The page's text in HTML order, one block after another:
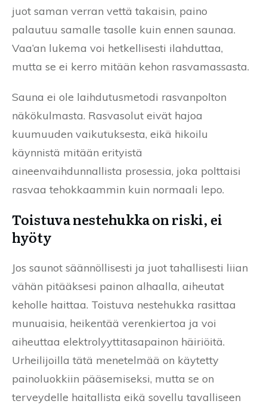
juot saman verran vettä takaisin, paino
palautuu samalle tasolle kuin ennen saunaa.
Vaa’an lukema voi hetkellisesti ilahduttaa,
mutta se ei kerro mitään kehon rasvamassasta.
Sauna ei ole laihdutusmetodi rasvanpolton
näkökulmasta. Rasvasolut eivät hajoa
kuumuuden vaikutuksesta, eikä hikoilu
käynnistä mitään erityistä
aineenvaihdunnallista prosessia, joka polttaisi
rasvaa tehokkaammin kuin normaali lepo.
Toistuva nestehukka on riski, ei
hyöty
Jos saunot säännöllisesti ja juot tahallisesti liian
vähän pitääksesi painon alhaalla, aiheutat
keholle haittaa. Toistuva nestehukka rasittaa
munuaisia, heikentää verenkiertoa ja voi
aiheuttaa elektrolyyttitasapainon häiriöitä.
Urheilijoilla tätä menetelmää on käytetty
painoluokkiin pääsemiseksi, mutta se on
terveydelle haitallista eikä sovellu tavalliseen